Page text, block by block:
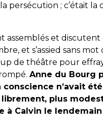
persécution ; c’était
assemblés et
et s’assied sans
de théâtre pour
Anne du Bourg
conscience n’avait
plus
à Calvin le